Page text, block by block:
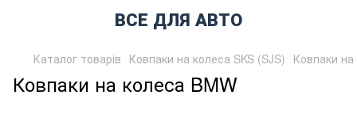
ВСЕ ДЛЯ АВТО
Каталог товарів Ковпаки на колеса SKS (SJS) Ковпаки
Ковпаки на колеса BMW